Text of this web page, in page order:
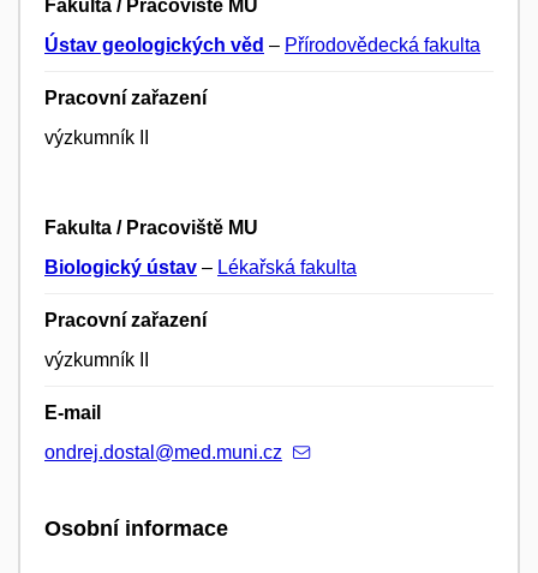
Fakulta / Pracoviště MU
Ústav geologických věd – Přírodovědecká fakulta
Pracovní zařazení
výzkumník II
Fakulta / Pracoviště MU
Biologický ústav – Lékařská fakulta
Pracovní zařazení
výzkumník II
E-mail
ondrej.dostal@med.muni.cz
Osobní informace